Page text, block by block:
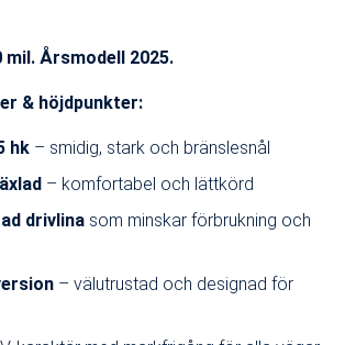
mil. Årsmodell 2025.
& höjdpunkter:
hk – smidig, stark och bränslesnål
– komfortabel och lättkörd
drivlina som minskar förbrukning och
– välutrustad och designad för